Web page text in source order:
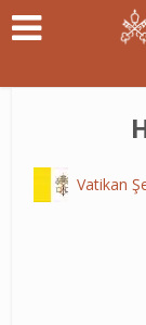
Vatikan